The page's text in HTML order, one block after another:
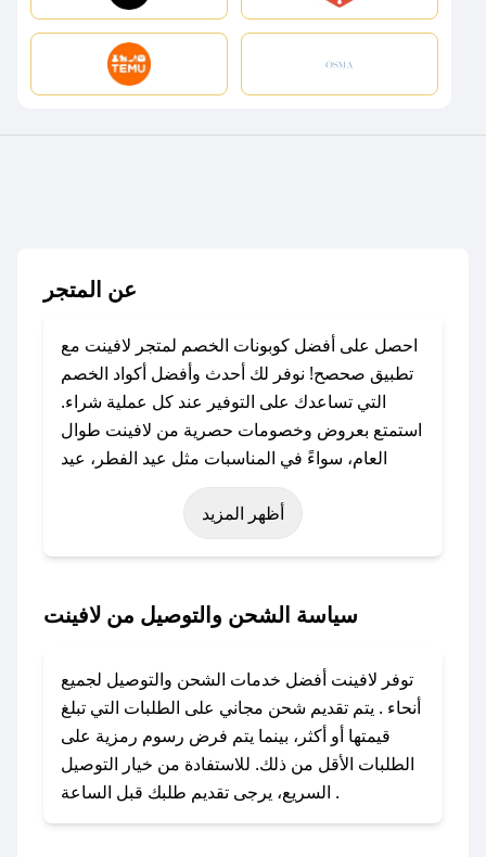
عن المتجر
احصل على أفضل كوبونات الخصم لمتجر لافينت مع
تطبيق صحصح! نوفر لك أحدث وأفضل أكواد الخصم
التي تساعدك على التوفير عند كل عملية شراء.
استمتع بعروض وخصومات حصرية من لافينت طوال
العام، سواءً في المناسبات مثل عيد الفطر، عيد
الأضحى، الجمعة البيضاء (شهر نوفمبر)، رمضان،
اليوم الوطني، يوم التأسيس، أو حتى عروض خاصة
باستخدام تطبيق صحصح، يمكنك العثور بسهولة على
تواصل معنا عبر تويتر أو البريد الإلكتروني لإضافته
بسرعة.
### كيفية استخدام كود خصم لافينت؟
1. انسخ كود الخصم من تطبيق صحصح.
2. الصقه في خانة الدفع عند التسوق من لافينت.
أظهر المزيد
سياسة الشحن والتوصيل من لافينت
توفر لافينت أفضل خدمات الشحن والتوصيل لجميع
أنحاء . يتم تقديم شحن مجاني على الطلبات التي تبلغ
قيمتها أو أكثر، بينما يتم فرض رسوم رمزية على
الطلبات الأقل من ذلك. للاستفادة من خيار التوصيل
السريع، يرجى تقديم طلبك قبل الساعة .